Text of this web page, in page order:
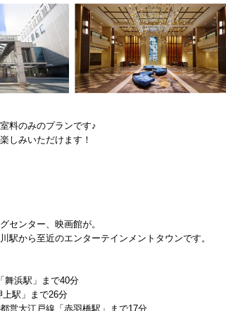
料のみのプランです♪
しみいただけます！
センター、映画館が。
から至近のエンターテインメントタウンです。
舞浜駅」まで40分
駅」まで26分
営大江戸線「赤羽橋駅」まで17分